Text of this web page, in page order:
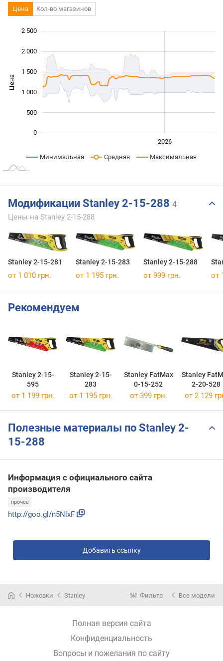
Цена Кол-во магазинов
Цена
0
500
1 000
1 500
2 000
2 500
2026
Минимальная Средняя Максимальная
Модификации Stanley 2-15-288 4
Цены на Stanley 2-15-288
Stanley 2-15-281 Stanley 2-15-283 Stanley 2-15-288
от 1 010 грн. от 1 195 грн. от 999 грн. от
Рекомендуем
Stanley 2-15-
595
Stanley 2-15-
283
Stanley FatMax
0-15-252
Stanley
2-20-528
от 1 199 грн. от 1 195 грн. от 399 грн. от 2 129
Полезные материалы по Stanley 2-
15-288
Информация с официального сайта
производителя
прочее
http://goo.gl/n5NlxF
Добавить ссылку
Ножовки Stanley Фильтр Все модели
Полная версия сайта
Конфиденциальность
Вопросы и пожелания по сайту